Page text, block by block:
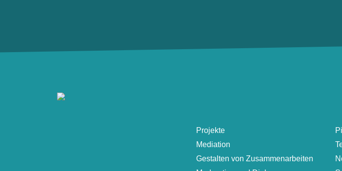
Projekte
Mediation
Gestalten von Zusammenarbeiten